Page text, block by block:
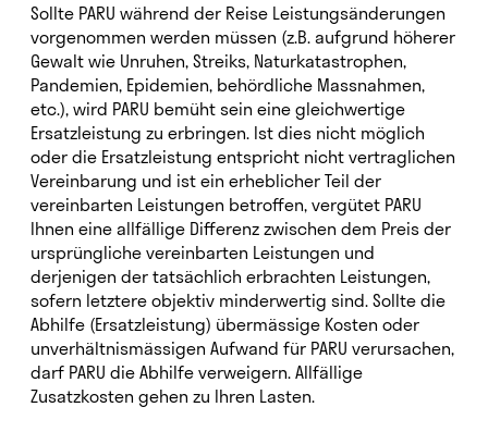
Sollte PARU während der Reise Leistungsänderungen
vorgenommen werden müssen (z.B. aufgrund höherer
Gewalt wie Unruhen, Streiks, Naturkatastrophen,
Pandemien, Epidemien, behördliche Massnahmen,
etc.), wird PARU bemüht sein eine gleichwertige
Ersatzleistung zu erbringen. Ist dies nicht möglich
oder die Ersatzleistung entspricht nicht vertraglichen
Vereinbarung und ist ein erheblicher Teil der
vereinbarten Leistungen betroffen, vergütet PARU
Ihnen eine allfällige Differenz zwischen dem Preis der
ursprüngliche vereinbarten Leistungen und
derjenigen der tatsächlich erbrachten Leistungen,
sofern letztere objektiv minderwertig sind. Sollte die
Abhilfe (Ersatzleistung) übermässige Kosten oder
unverhältnismässigen Aufwand für PARU verursachen,
darf PARU die Abhilfe verweigern. Allfällige
Zusatzkosten gehen zu Ihren Lasten.